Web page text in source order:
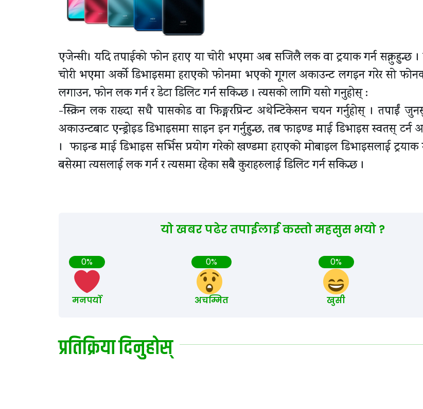
एजेन्सी। यदि तपाईको फोन हराए या चोरी भएमा अब सजिलै लक वा ट्रयाक गर्न सक्नुहुन्छ ।
चोरी भएमा अर्को डिभाइसमा हराएको फोनमा भएको गूगल अकाउन्ट लगइन गरेर सो
लगाउन, फोन लक गर्न र डेटा डिलिट गर्न सकिन्छ । त्यसको लागि यसो गनुहोस् :
-स्क्रिन लक राख्दा सधै पासकोड वा फिङ्गरप्रिन्ट अथेन्टिकेसन चयन गर्नुहोस् । तपाईं
अकाउन्टबाट एन्ड्रोइड डिभाइसमा साइन इन गर्नुहुन्छ, तब फाइण्ड माई डिभाइस स्वतस् टर्न
। फाइन्ड माई डिभाइस सर्भिस प्रयोग गरेको खण्डमा हराएको मोबाइल डिभाइसलाई ट्रयाक
बसेरमा त्यसलाई लक गर्न र त्यसमा रहेका सबै कुराहरुलाई डिलिट गर्न सकिन्छ ।
यो खबर पढेर तपाईलाई कस्तो महसुस भयो ?
0%
मनपर्यो
0%
अचम्मित
0%
खुसी
प्रतिक्रिया दिनुहोस्